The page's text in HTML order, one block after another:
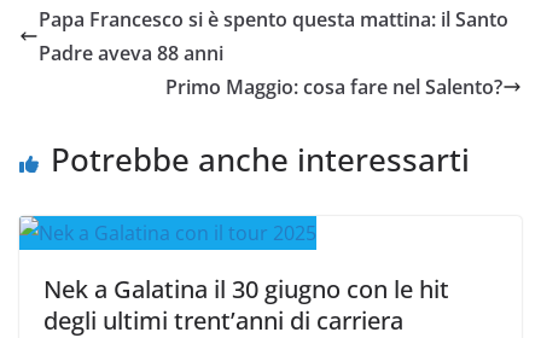
Papa Francesco si è spento questa mattina: il Santo
Padre aveva 88 anni
Primo Maggio: cosa fare nel Salento?
Potrebbe anche interessarti
Nek a Galatina il 30 giugno con le hit
degli ultimi trent’anni di carriera